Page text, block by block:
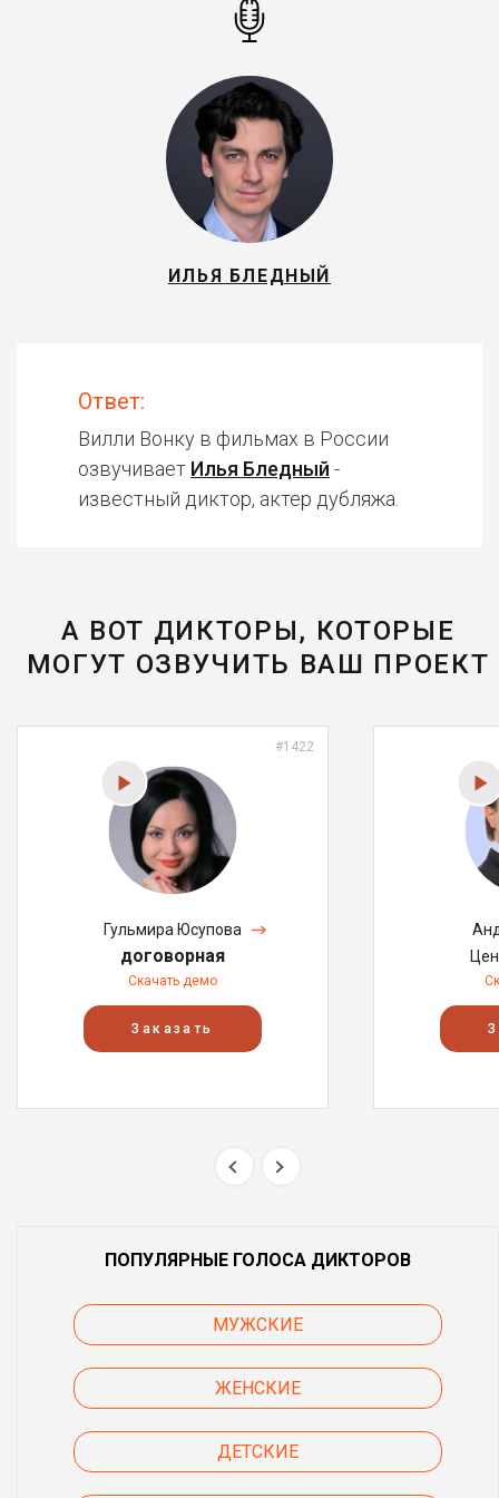
ИЛЬЯ БЛЕДНЫЙ
Ответ:
Вилли Вонку в фильмах в России
озвучивает Илья Бледный -
известный диктор, актер дубляжа.
А ВОТ ДИКТОРЫ, КОТОРЫЕ
МОГУТ ОЗВУЧИТЬ ВАШ ПРОЕКТ
#1422
Гульмира Юсупова
договорная
Скачать демо
Заказать
ПОПУЛЯРНЫЕ ГОЛОСА ДИКТОРОВ
МУЖСКИЕ
ЖЕНСКИЕ
ДЕТСКИЕ